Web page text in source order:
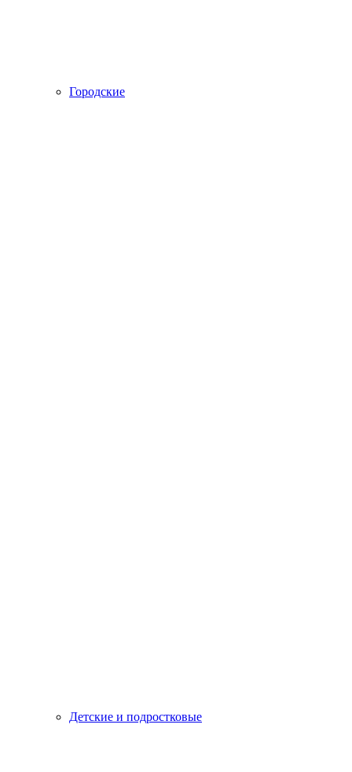
Городские
Детские и подростковые